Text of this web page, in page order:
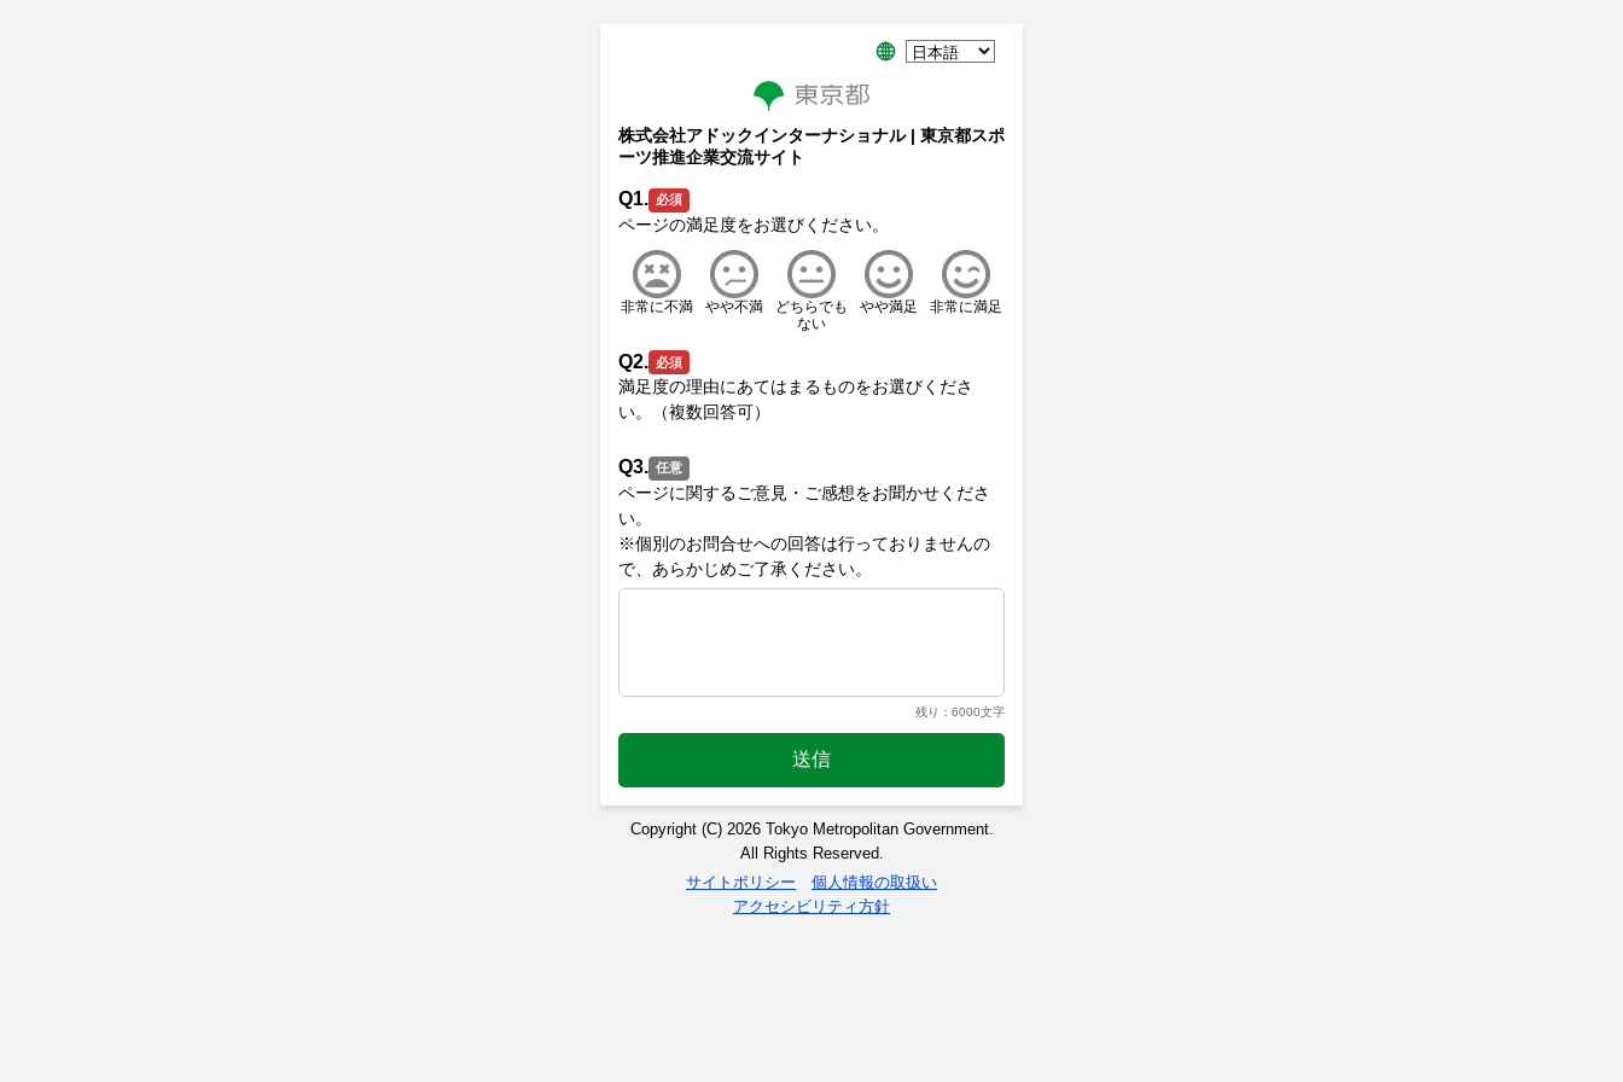
株式会社アドックインターナショナル | 東京都スポ
ーツ推進企業交流サイト
Q1. 必須
非常に不満 やや不満
どちらでも
ない
やや満足 非常に満足
Q2. 必須
満足度の理由にあてはまるものをお選びくださ
Q3. 任意
ページに関するご意見・ご感想をお聞かせくださ
い。
※個別のお問合せへの回答は行っておりませんの
残り：6000文字
送信
Copyright (C) 2026 Tokyo Metropolitan Government.
All Rights Reserved.
サイトポリシー
個人情報の取扱い
アクセシビリティ方針